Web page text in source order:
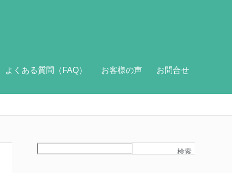
よくある質問（FAQ） お客様の声 お問合せ
検索